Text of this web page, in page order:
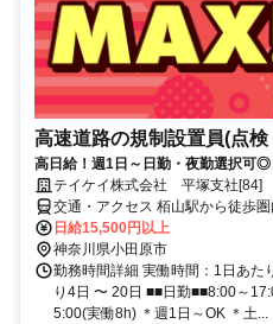
高速道路の規制設置員(点検
高日給！週1日～日勤・夜勤選択可
テイケイ株式会社 平塚支社[84]
交通・アクセス 栢山駅から徒歩圏
日給15,500円以上
神奈川県小田原市
勤務時間詳細 実働時間：1日あた
り4日 〜 20日 ■■日勤■■8:00～
5:00(実働8h) ＊週1日～OK ＊土...